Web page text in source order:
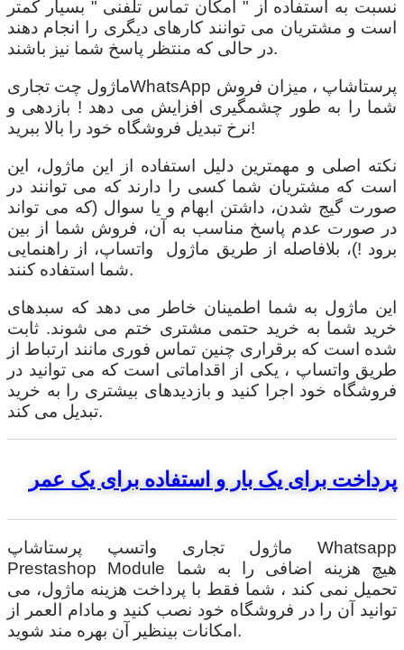
نسبت به استفاده از " امکان تماس تلفنی " بسیار کمتر
است و مشتریان می توانند کارهای دیگری را انجام دهند
در حالی که منتظر پاسخ شما نیز باشند.
ماژول چت تجاریWhatsApp پرستاشاپ ، میزان فروش
شما را به طور چشمگیری افزایش می دهد ! بازدهی و
نرخ تبدیل فروشگاه خود را بالا ببرید!
نکته اصلی و مهمترین دلیل استفاده از این ماژول، این
است که مشتریان شما کسی را دارند که می توانند در
صورت گیج شدن، داشتن ابهام و یا سوال (که می تواند
در صورت عدم پاسخ مناسب به آن، فروش شما از بین
برود !)، بلافاصله از طریق ماژول واتساپ، از راهنمایی
شما استفاده کنند.
این ماژول به شما اطمینان خاطر می دهد که سبدهای
خرید شما به خرید حتمی مشتری ختم می شوند. ثابت
شده است که برقراری چنین تماس فوری مانند ارتباط از
طریق واتساپ ، یکی از اقداماتی است که می توانید در
فروشگاه خود اجرا کنید و بازدیدهای بیشتری را به خرید
تبدیل می کند.
پرداخت برای یک بار و استفاده برای یک عمر
ماژول تجاری واتسپ پرستاشاپ Whatsapp
Prestashop Module هیچ هزینه اضافی را به شما
تحمیل نمی کند ، شما فقط با پرداخت هزینه ماژول، می
توانید آن را در فروشگاه خود نصب کنید و مادام العمر از
امکانات بینظیر آن بهره مند شوید.